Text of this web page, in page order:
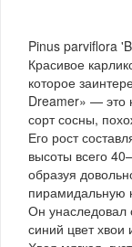
Pinus parviflora
Красивое
которое
Dreamer» — это
сорт сосны,
Его рост
высоты всего
образуя
пирамидальную
Он унаследовал
синий цвет